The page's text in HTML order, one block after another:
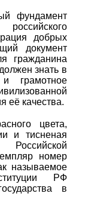
фундамент
добрых
документ
гражданина
знать в
грамотное
её качества.
цвета,
и тисненая
Российской
номер
называемое
РФ
в